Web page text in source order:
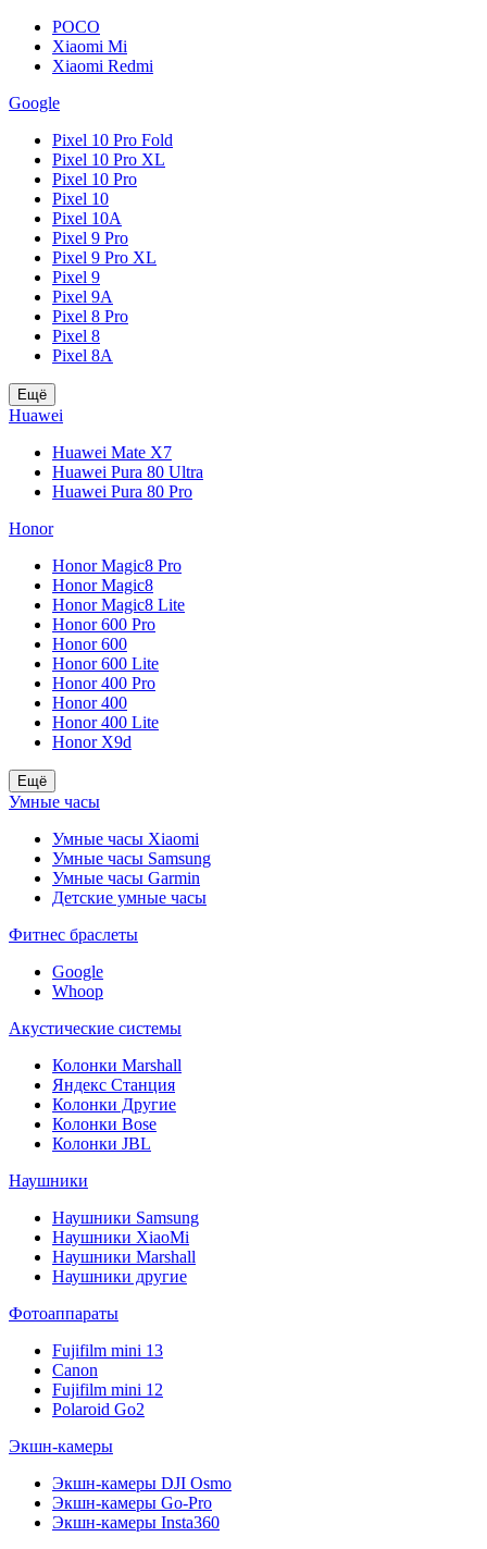
POCO
Xiaomi Mi
Xiaomi Redmi
Google
Pixel 10 Pro Fold
Pixel 10 Pro XL
Pixel 10 Pro
Pixel 10
Pixel 10A
Pixel 9 Pro
Pixel 9 Pro XL
Pixel 9
Pixel 9A
Pixel 8 Pro
Pixel 8
Pixel 8A
Ещё
Huawei
Huawei Mate X7
Huawei Pura 80 Ultra
Huawei Pura 80 Pro
Honor
Honor Magic8 Pro
Honor Magic8
Honor Magic8 Lite
Honor 600 Pro
Honor 600
Honor 600 Lite
Honor 400 Pro
Honor 400
Honor 400 Lite
Honor X9d
Ещё
Умные часы
Умные часы Xiaomi
Умные часы Samsung
Умные часы Garmin
Детские умные часы
Фитнес браслеты
Google
Whoop
Акустические системы
Колонки Marshall
Яндекс Станция
Колонки Другие
Колонки Bose
Колонки JBL
Наушники
Наушники Samsung
Наушники XiaoMi
Наушники Marshall
Наушники другие
Фотоаппараты
Fujifilm mini 13
Canon
Fujifilm mini 12
Polaroid Go2
Экшн-камеры
Экшн-камеры DJI Osmo
Экшн-камеры Go-Pro
Экшн-камеры Insta360